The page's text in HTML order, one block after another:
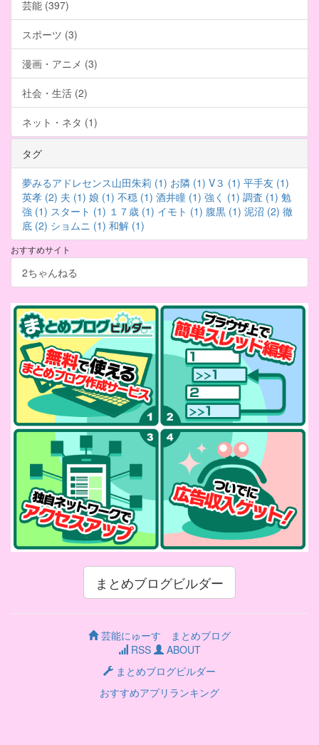
芸能 (397)
スポーツ (3)
漫画・アニメ (3)
社会・生活 (2)
ネット・ネタ (1)
タグ
夢みるアドレセンス山田朱莉 (1) お隣 (1) V３ (1) 平手友 (1)
英孝 (2) 夫 (1) 娘 (1) 不穏 (1) 酒井瞳 (1) 強く (1) 調査 (1) 勉
強 (1) スタート (1) １７歳 (1) イモト (1) 腹黒 (1) 泥沼 (2) 徹
底 (2) ショムニ (1) 和解 (1)
おすすめサイト
2ちゃんねる
まとめブログビルダー
芸能にゅーす まとめブログ
RSS
ABOUT
まとめブログビルダー
おすすめアプリランキング